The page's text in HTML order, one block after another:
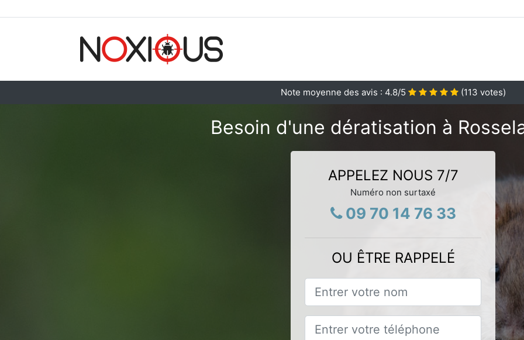
Note moyenne des avis : 4.8/5 (113 votes)
Besoin d'une dératisation à
APPELEZ NOUS 7/7
Numéro non surtaxé
09 70 14 76 33
OU ÊTRE RAPPELÉ